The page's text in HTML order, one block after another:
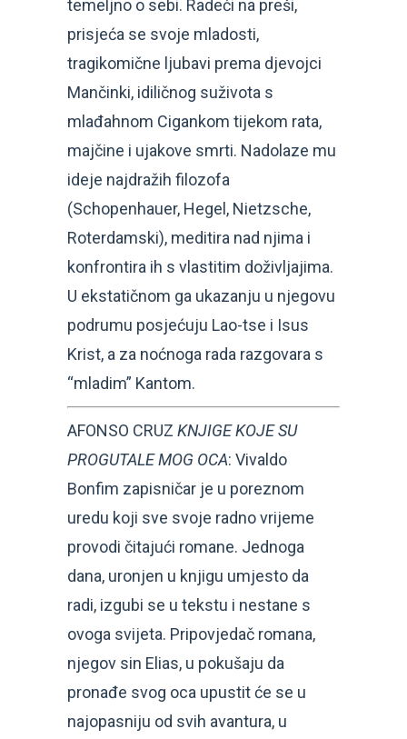
temeljno o sebi. Radeći na preši,
prisjeća se svoje mladosti,
tragikomične ljubavi prema djevojci
Mančinki, idiličnog suživota s
mlađahnom Cigankom tijekom rata,
majčine i ujakove smrti. Nadolaze mu
ideje najdražih filozofa
(Schopenhauer, Hegel, Nietzsche,
Roterdamski), meditira nad njima i
konfrontira ih s vlastitim doživljajima.
U ekstatičnom ga ukazanju u njegovu
podrumu posjećuju Lao-tse i Isus
Krist, a za noćnoga rada razgovara s
“mladim” Kantom.
AFONSO CRUZ KNJIGE KOJE SU
PROGUTALE MOG OCA: Vivaldo
Bonfim zapisničar je u poreznom
uredu koji sve svoje radno vrijeme
provodi čitajući romane. Jednoga
dana, uronjen u knjigu umjesto da
radi, izgubi se u tekstu i nestane s
ovoga svijeta. Pripovjedač romana,
njegov sin Elias, u pokušaju da
pronađe svog oca upustit će se u
najopasniju od svih avantura, u